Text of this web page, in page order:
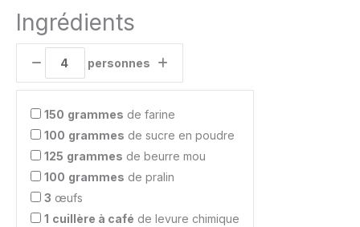
Ingrédients
personnes
150 grammes de farine
100 grammes de sucre en poudre
125 grammes de beurre mou
100 grammes de pralin
3 œufs
1 cuillère à café de levure chimique